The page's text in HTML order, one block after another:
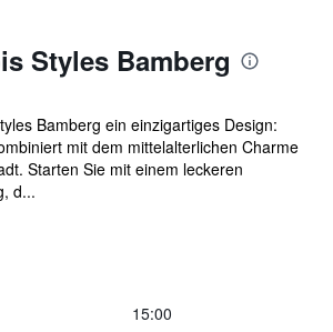
Styles Bamberg
Bamberg ein einzigartiges Design:
mit dem mittelalterlichen Charme
Starten Sie mit einem leckeren
d...
15:00